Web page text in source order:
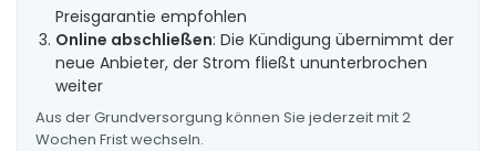
Preisgarantie empfohlen
Online abschließen: Die Kündigung übernimmt der
neue Anbieter, der Strom fließt ununterbrochen
weiter
Aus der Grundversorgung können Sie jederzeit mit 2
Wochen Frist wechseln.